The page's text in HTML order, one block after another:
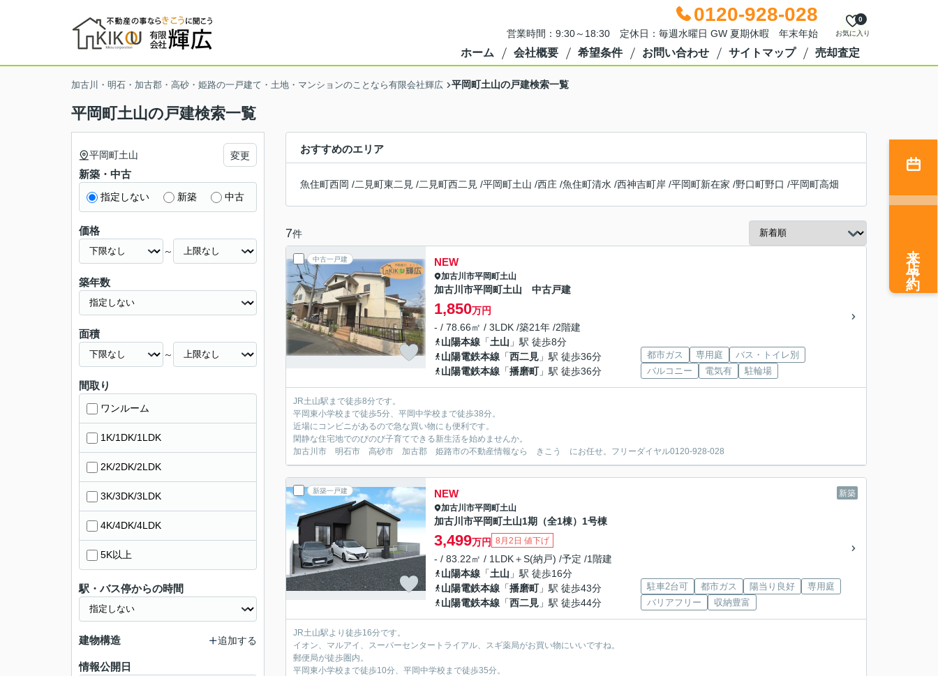
0120-928-028
営業時間：9:30～18:30 定休日：毎週水曜日 GW 夏期休暇 年末年始 お気に入り
0
ホーム 会社概要 希望条件 お問い合わせ サイトマップ 売却査定
加古川・明石・加古郡・高砂・姫路の一戸建て・土地・マンションのことなら有限会社輝広 平岡町土山の戸建検索一覧
平岡町土山の戸建検索一覧
おすすめのエリア
魚住町西岡 /二見町東二見 /二見町西二見 /平岡町土山 /西庄 /魚住町清水 /西神吉町岸 /平岡町新在家 /野口町野口 /平岡町高畑
7件
中古一戸建 NEW
加古川市平岡町土山
加古川市平岡町土山 中古戸建
1,850万円
- / 78.66㎡ / 3LDK /築21年 /2階建
山陽本線 「土山 」駅 徒歩8分
山陽電鉄本線 「西二見 」駅 徒歩36分
山陽電鉄本線 「播磨町」駅 徒歩36分
都市ガス 専用庭
バス・トイレ別
バルコニー
電気有 駐輪場
JR土山駅まで徒歩8分です。
平岡東小学校まで徒歩5分、平岡中学校まで徒歩38分。
近場にコンビニがあるので急な買い物にも便利です。
閑静な住宅地でのびのび子育てできる新生活を始めませんか。
加古川市 明石市 高砂市 加古郡 姫路市の不動産情報なら きこう にお任せ。フリーダイヤル0120-928-028
新築一戸建 新築
NEW
加古川市平岡町土山
加古川市平岡町土山1期（全1棟）1号棟
3,499万円 8月2日 値下げ
- / 83.22㎡ / 1LDK＋S(納戸) /予定 /1階建
山陽本線 「土山 」駅 徒歩16分
山陽電鉄本線 「播磨町」駅 徒歩43分
山陽電鉄本線 「西二見 」駅 徒歩44分
駐車2台可 都市ガス 陽当り良好
専用庭
バリアフリー
収納豊富
JR土山駅より徒歩16分です。
イオン、マルアイ、スーパーセンタートライアル、スギ薬局がお買い物にいいですね。
郵便局が徒歩圏内。
平岡東小学校まで徒歩10分、平岡中学校まで徒歩35分。
平岡町土山 変更
新築・中古
指定しない 新築 中古
価格
～
築年数
面積
～
間取り
ワンルーム
1K/1DK/1LDK
2K/2DK/2LDK
3K/3DK/3LDK
4K/4DK/4LDK
5K以上
駅・バス停からの時間
建物構造 追加する
情報公開日
来店予約